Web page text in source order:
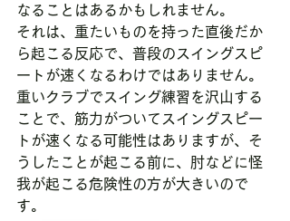
なることはあるかもしれません。
それは、重たいものを持った直後だか
ら起こる反応で、普段のスイングスピ
ートが速くなるわけではありません。
重いクラブでスイング練習を沢山する
ことで、筋力がついてスイングスピー
トが速くなる可能性はありますが、そ
うしたことが起こる前に、肘などに怪
我が起こる危険性の方が大きいので
す。